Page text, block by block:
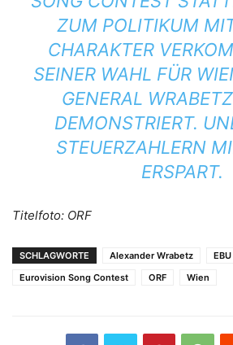
ZUM POLITIKUM
CHARAKTER
SEINER WAHL FÜR
GENERAL
DEMONSTRIERT.
STEUERZAHLERN
ERSPART.
Titelfoto: ORF
SCHLAGWORTE Alexander Wrabetz
EBU
Eurovision Song Contest
ORF Wien